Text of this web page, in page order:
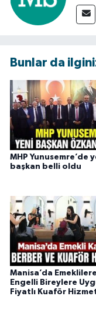
Bunlar da
MHP Yunusemre’de
başkan belli oldu
Manisa’da
Engelli Bireylere
Fiyatlı Kuaför